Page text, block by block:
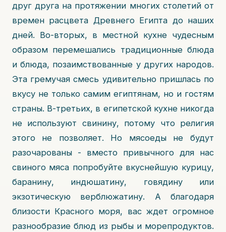
друг друга на протяжении многих столетий от
времен расцвета Древнего Египта до наших
дней. Во-вторых, в местной кухне чудесным
образом перемешались традиционные блюда
и блюда, позаимствованные у других народов.
Эта гремучая смесь удивительно пришлась по
вкусу не только самим египтянам, но и гостям
страны. В-третьих, в египетской кухне никогда
не используют свинину, потому что религия
этого не позволяет. Но мясоеды не будут
разочарованы - вместо привычного для нас
свиного мяса попробуйте вкуснейшую курицу,
баранину, индюшатину, говядину или
экзотическую верблюжатину. А благодаря
близости Красного моря, вас ждет огромное
разнообразие блюд из рыбы и морепродуктов.